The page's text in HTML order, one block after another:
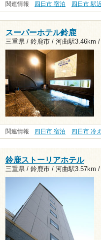
関連情報 四日市 宿泊 四日市 駅
スーパーホテル鈴鹿
三重県 / 鈴鹿市 / 河曲駅3.46km /
関連情報 四日市 宿泊 四日市 冷
鈴鹿ストーリアホテル
三重県 / 鈴鹿市 / 河曲駅3.57km /